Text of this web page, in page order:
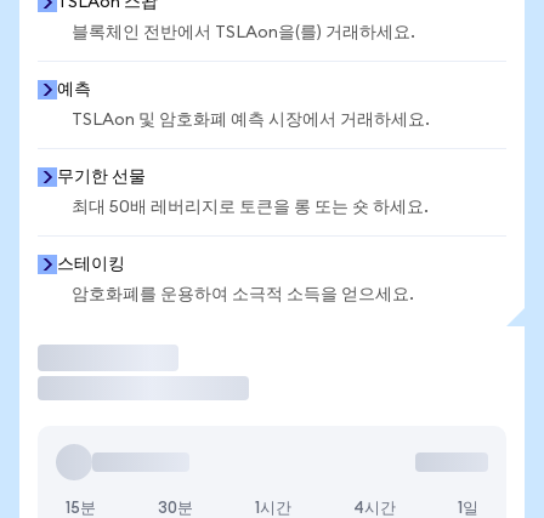
블록체인 전반에서 TSLAon을(를) 거래하세요.
예측
TSLAon 및 암호화폐 예측 시장에서 거래하세요.
무기한 선물
최대 50배 레버리지로 토큰을 롱 또는 숏 하세요.
스테이킹
암호화폐를 운용하여 소극적 소득을 얻으세요.
15분 30분 1시간 4시간 1일